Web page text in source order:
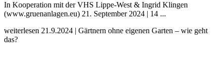
In Kooperation mit der VHS Lippe-West & Ingrid Klingen
(www.gruenanlagen.eu) 21. September 2024 | 14 ...
weiterlesen 21.9.2024 | Gärtnern ohne eigenen Garten – wie geht
das?